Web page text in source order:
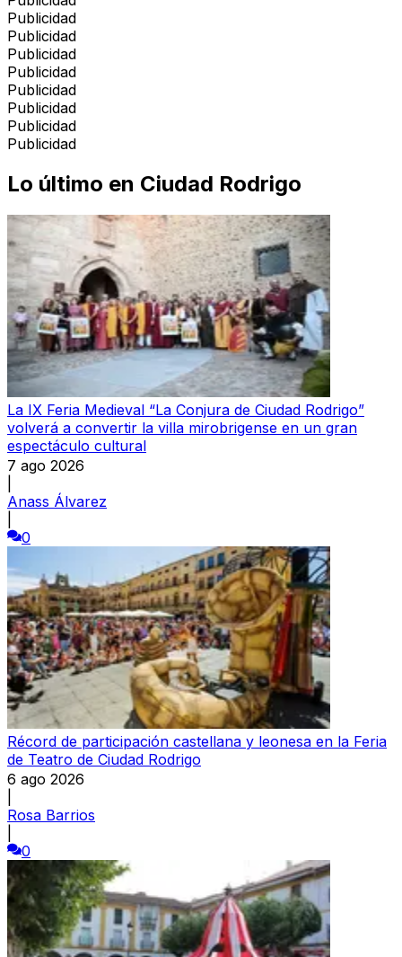
Publicidad
Publicidad
Publicidad
Publicidad
Publicidad
Publicidad
Publicidad
Publicidad
Lo último en Ciudad Rodrigo
La IX Feria Medieval “La Conjura de Ciudad Rodrigo”
volverá a convertir la villa mirobrigense en un gran
espectáculo cultural
7 ago 2026
Anass Álvarez
0
Récord de participación castellana y leonesa en la Feria
de Teatro de Ciudad Rodrigo
6 ago 2026
Rosa Barrios
0